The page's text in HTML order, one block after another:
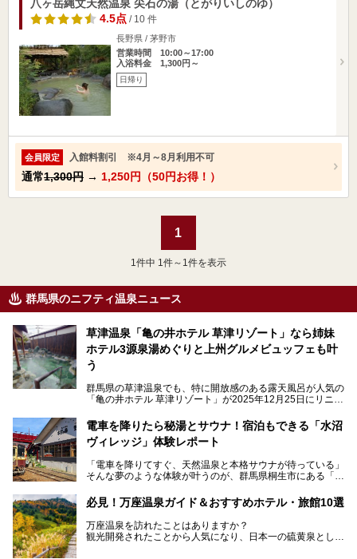
八ヶ岳縄文天然温泉 尖石の湯（とがりいしのゆ）
4.5点/ 10 件
長野県 / 茅野市
営業時間 10:00～17:00
入浴料金 1,300円～
日帰り
会員限定 入館料割引 ※4月～8月利用不可
通常1,300円 → 1,250円（50円お得！）
1
1 件中 1件～1件を表示
群馬県のニフティ温泉ニュース
草津温泉「亀の井ホテル 草津リゾート」なら姉妹
ホテル3源泉湯めぐりと上州グルメビュッフェも叶
う
群馬県の草津温泉でも、特に開放感のある露天風呂が人気の
「亀の井ホテル 草津リゾート」が2025年12月25日にリニュ
ロビーや客室が綺麗になって、上州グルメにこだわったビュ
ッフェも人気！アクセスはシャトルバスで楽々、さらに草津
温泉にある姉妹ホテルの「草津温泉 大東舘」「亀の井ホテ
今回はそんな「亀の井ホテル 草津リゾート」を徹底レポー
───
提供元：アイコニア・ホスピタリティ株式会社【PR】
この記事は亀の井ホテル 草津リゾートのPR記事です。
電車を降りたら秘湯とサウナ！宿泊もできる「水沼
ヴィレッジ」体験レポート
「電車を降りてすぐ、天然温泉と本格サウナが待っている」
そんな夢のような体験が叶うのが、群馬県桐生市にある「駅
日帰り温泉の「水沼の湯」と宿泊もできる「サウナの森」、
２つのエリアがあります。
今回は、その中でも特にユニークな駅直結の「水沼の湯」の
魅力に焦点を当て、温泉好き、サウナー、そして電車旅好き
必見！万座温泉ガイド＆おすすめホテル・旅館10選
万座温泉を訪れたことはありますか？
観光開発されたことから人気になり、日本一の硫黄泉として